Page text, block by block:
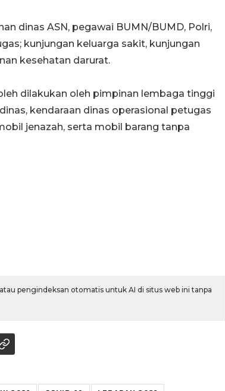
dinas ASN, pegawai BUMN/BUMD, Polri,
kunjungan keluarga sakit, kunjungan
kesehatan darurat.
dilakukan oleh pimpinan lembaga tinggi
kendaraan dinas operasional petugas
jenazah, serta mobil barang tanpa
pengindeksan otomatis untuk AI di situs web ini tanpa
Kodam I Bukit Barisan
luncurkan program Kodam
Berhaji